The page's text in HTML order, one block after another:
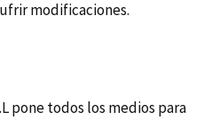
modificaciones.
pone todos los medios para